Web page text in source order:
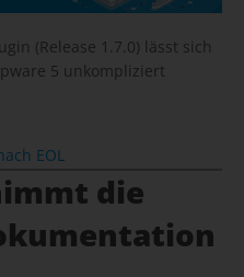
(Release 1.7.0) lässt sich
5 unkompliziert
EOL
die